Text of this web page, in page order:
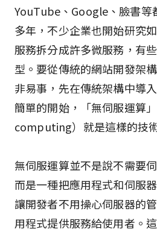
YouTube、Google、臉書等
多年，不少企業也開始研究
服務拆分成許多微服務，有
型。要從傳統的網站開發架
非易事，先在傳統架構中導
簡單的開始，「無伺服運算
computing）就是這樣的技
無伺服運算並不是說不需要
而是一種把應用程式和伺服
讓開發者不用操心伺服器的
用程式提供服務給使用者。